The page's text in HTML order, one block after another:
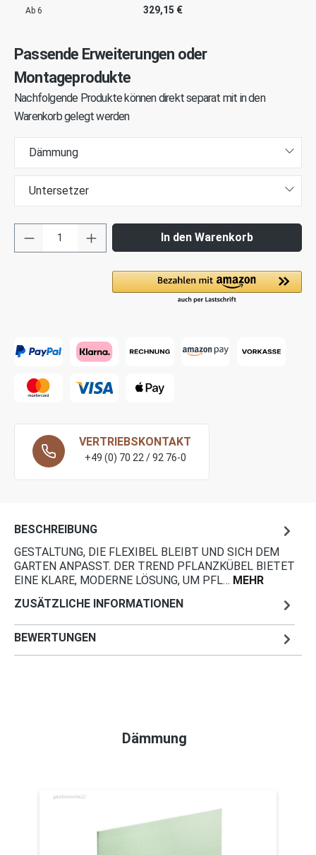
Ab 6 329,15 €
Passende Erweiterungen oder
Montageprodukte
Nachfolgende Produkte können direkt separat mit in den
Warenkorb gelegt werden
Dämmung
Untersetzer
In den Warenkorb
VERTRIEBSKONTAKT
+49 (0) 70 22 / 92 76-0
BESCHREIBUNG
GESTALTUNG, DIE FLEXIBEL BLEIBT UND SICH DEM
GARTEN ANPASST. DER TREND PFLANZKÜBEL BIETET
EINE KLARE, MODERNE LÖSUNG, UM PFL… MEHR
ZUSÄTZLICHE INFORMATIONEN
BEWERTUNGEN
Dämmung